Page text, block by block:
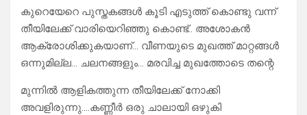
കുറെയേറെ പുസ്തകങ്ങൾ കൂടി എടുത്ത് കൊണ്ടു വന്ന്
തീയിലേക്ക് വാരിയെറിഞ്ഞു കൊണ്ട്.. അശോകൻ
ആക്രോശിക്കുകയാണ്… വീണയുടെ മുഖത്ത് മാറ്റങ്ങൾ
ഒന്നുമില്ല… ചലനങ്ങളും… മരവിച്ച മുഖത്തോടെ തന്റെ
മുന്നിൽ ആളികത്തുന്ന തീയിലേക്ക് നോക്കി
അവളിരുന്നു….കണ്ണീർ ഒരു ചാലായി ഒഴുകി